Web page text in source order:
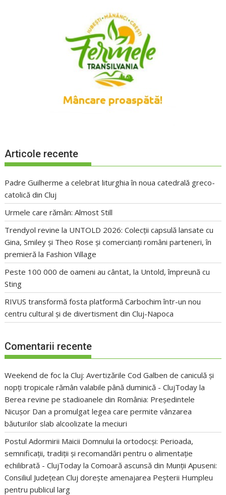
Articole recente
Padre Guilherme a celebrat liturghia în noua catedrală greco-
catolică din Cluj
Urmele care rămân: Almost Still
Trendyol revine la UNTOLD 2026: Colecții capsulă lansate cu
Gina, Smiley și Theo Rose și comercianți români parteneri, în
premieră la Fashion Village
Peste 100 000 de oameni au cântat, la Untold, împreună cu
Sting
RIVUS transformă fosta platformă Carbochim într-un nou
centru cultural și de divertisment din Cluj-Napoca
Comentarii recente
Weekend de foc la Cluj: Avertizările Cod Galben de caniculă și
nopți tropicale rămân valabile până duminică - ClujToday la
Berea revine pe stadioanele din România: Președintele
Nicușor Dan a promulgat legea care permite vânzarea
băuturilor slab alcoolizate la meciuri
Postul Adormirii Maicii Domnului la ortodocși: Perioada,
semnificații, tradiții și recomandări pentru o alimentație
echilibrată - ClujToday laComoară ascunsă din Munții Apuseni:
Consiliul Județean Cluj dorește amenajarea Peșterii Humpleu
pentru publicul larg